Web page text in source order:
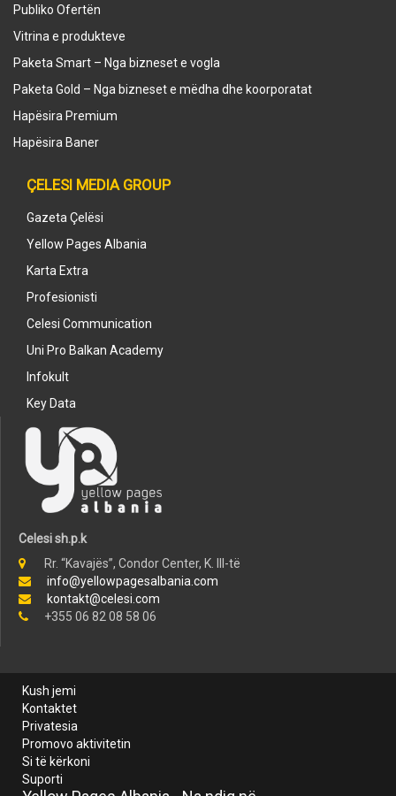
Publiko Ofertën
Vitrina e produkteve
Paketa Smart – Nga bizneset e vogla
Paketa Gold – Nga bizneset e mëdha dhe koorporatat
Hapësira Premium
Hapësira Baner
ÇELESI MEDIA GROUP
Gazeta Çelësi
Yellow Pages Albania
Karta Extra
Profesionisti
Celesi Communication
Uni Pro Balkan Academy
Infokult
Key Data
Celesi sh.p.k
Rr. “Kavajës”, Condor Center, K. III-të
info@yellowpagesalbania.com
kontakt@celesi.com
+355 06 82 08 58 06
Kush jemi
Kontaktet
Privatesia
Promovo aktivitetin
Si të kërkoni
Suporti